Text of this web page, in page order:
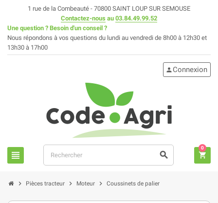
1 rue de la Combeauté - 70800 SAINT LOUP SUR SEMOUSE
Contactez-nous au 03.84.49.99.52
Une question ? Besoin d'un conseil ?
Nous répondons à vos questions du lundi au vendredi de 8h00 à 12h30 et
13h30 à 17h00
view_headline search
person Connexion
shopping_cart
0
chevron_right Pièces tracteur chevron_right Moteur chevron_right Coussinets de palier